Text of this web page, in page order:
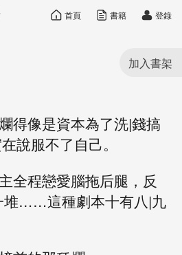
目錄
得像是資本為了洗|錢搞
說服不了自己。
全程戀愛腦拖后腿，反
堆……這種劇本十有八|九
首頁 書籍 登錄